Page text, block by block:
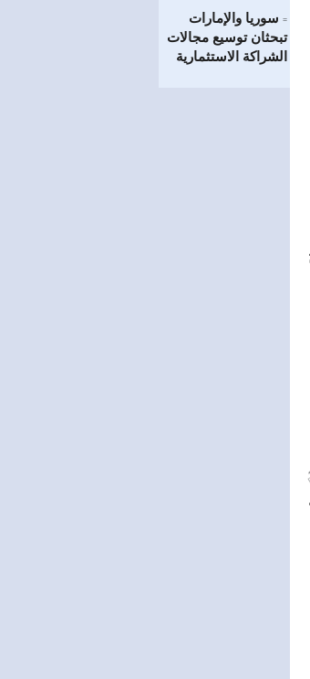
= سوريا والإمارات
تبحثان توسيع مجالات
الشراكة الاستثمارية